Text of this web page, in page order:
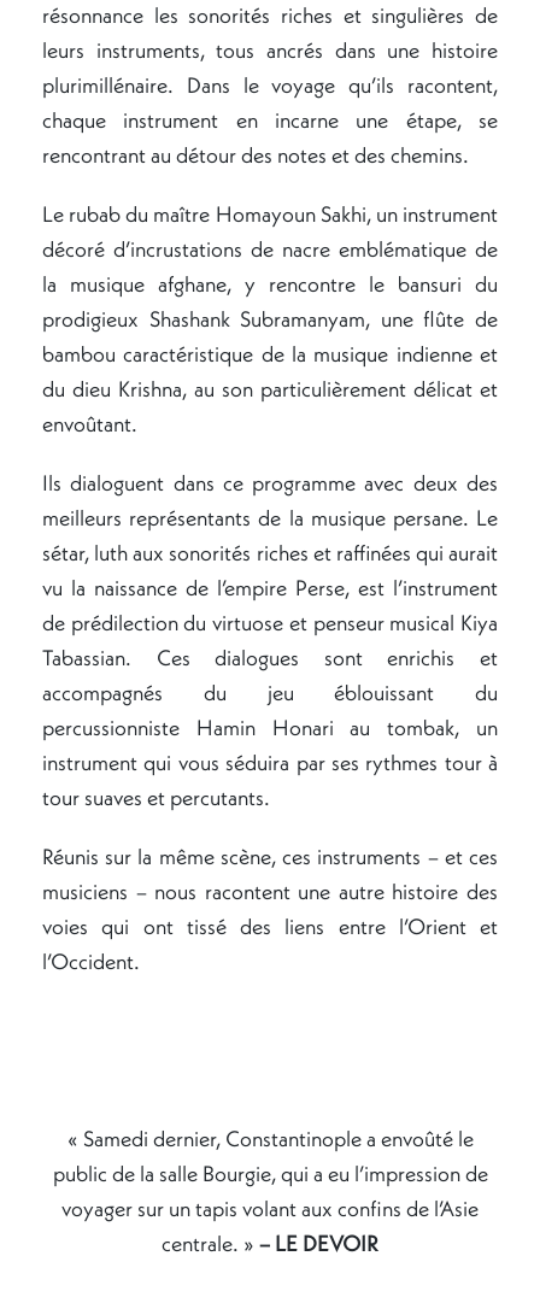
résonnance les sonorités riches et singulières de
leurs instruments, tous ancrés dans une histoire
plurimillénaire. Dans le voyage qu’ils racontent,
chaque instrument en incarne une étape, se
rencontrant au détour des notes et des chemins.
Le rubab du maître Homayoun Sakhi, un instrument
décoré d’incrustations de nacre emblématique de
la musique afghane, y rencontre le bansuri du
prodigieux Shashank Subramanyam, une flûte de
bambou caractéristique de la musique indienne et
du dieu Krishna, au son particulièrement délicat et
envoûtant.
Ils dialoguent dans ce programme avec deux des
meilleurs représentants de la musique persane. Le
sétar, luth aux sonorités riches et raffinées qui aurait
vu la naissance de l’empire Perse, est l’instrument
de prédilection du virtuose et penseur musical Kiya
Tabassian. Ces dialogues sont enrichis et
accompagnés du jeu éblouissant du
percussionniste Hamin Honari au tombak, un
instrument qui vous séduira par ses rythmes tour à
tour suaves et percutants.
Réunis sur la même scène, ces instruments – et ces
musiciens – nous racontent une autre histoire des
voies qui ont tissé des liens entre l’Orient et
l’Occident.
« Samedi dernier, Constantinople a envoûté le
public de la salle Bourgie, qui a eu l’impression de
voyager sur un tapis volant aux confins de l’Asie
centrale. » – LE DEVOIR